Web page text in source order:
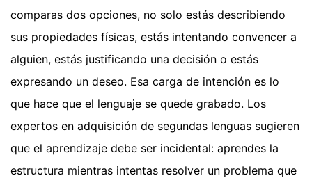
comparas dos opciones, no solo estás describiendo
sus propiedades físicas, estás intentando convencer a
alguien, estás justificando una decisión o estás
expresando un deseo. Esa carga de intención es lo
que hace que el lenguaje se quede grabado. Los
expertos en adquisición de segundas lenguas sugieren
que el aprendizaje debe ser incidental: aprendes la
estructura mientras intentas resolver un problema que